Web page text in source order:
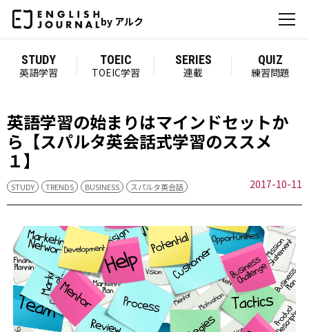
by アルク
STUDY
英語学習
TOEIC
TOEIC学習
SERIES
連載
QUIZ
練習問題
英語学習の始まりはマインドセットか
ら【スパルタ英会話式学習のススメ
１】
STUDY TRENDS BUSINESS スパルタ英会話 2017-10-11